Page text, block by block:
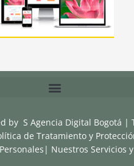
by S Agencia Digital Bogotá |
de Tratamiento y
Personales | Nuestros Servicios